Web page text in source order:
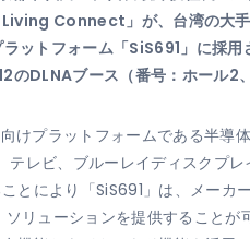
Living Connect」が、台湾の大
ットフォーム「SiS691」に採
のDLNAブース（番号：ホール2
けプラットフォームである半
テレビ、ブルーレイディスクプ
により「SiS691」は、メーカ
ューションを提供することが可